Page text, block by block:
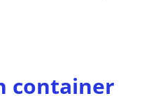
container